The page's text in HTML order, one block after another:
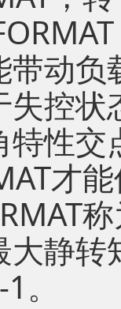
动
控
性交
才
静转
。